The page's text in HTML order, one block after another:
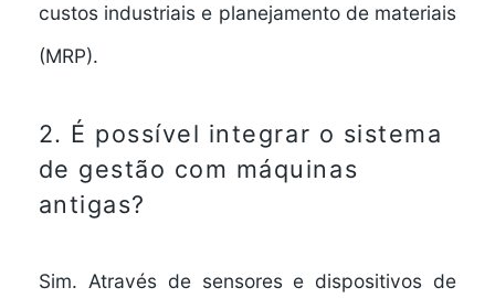
custos industriais e planejamento de materiais
(MRP).
2. É possível integrar o sistema
de gestão com máquinas
antigas?
Sim. Através de sensores e dispositivos de